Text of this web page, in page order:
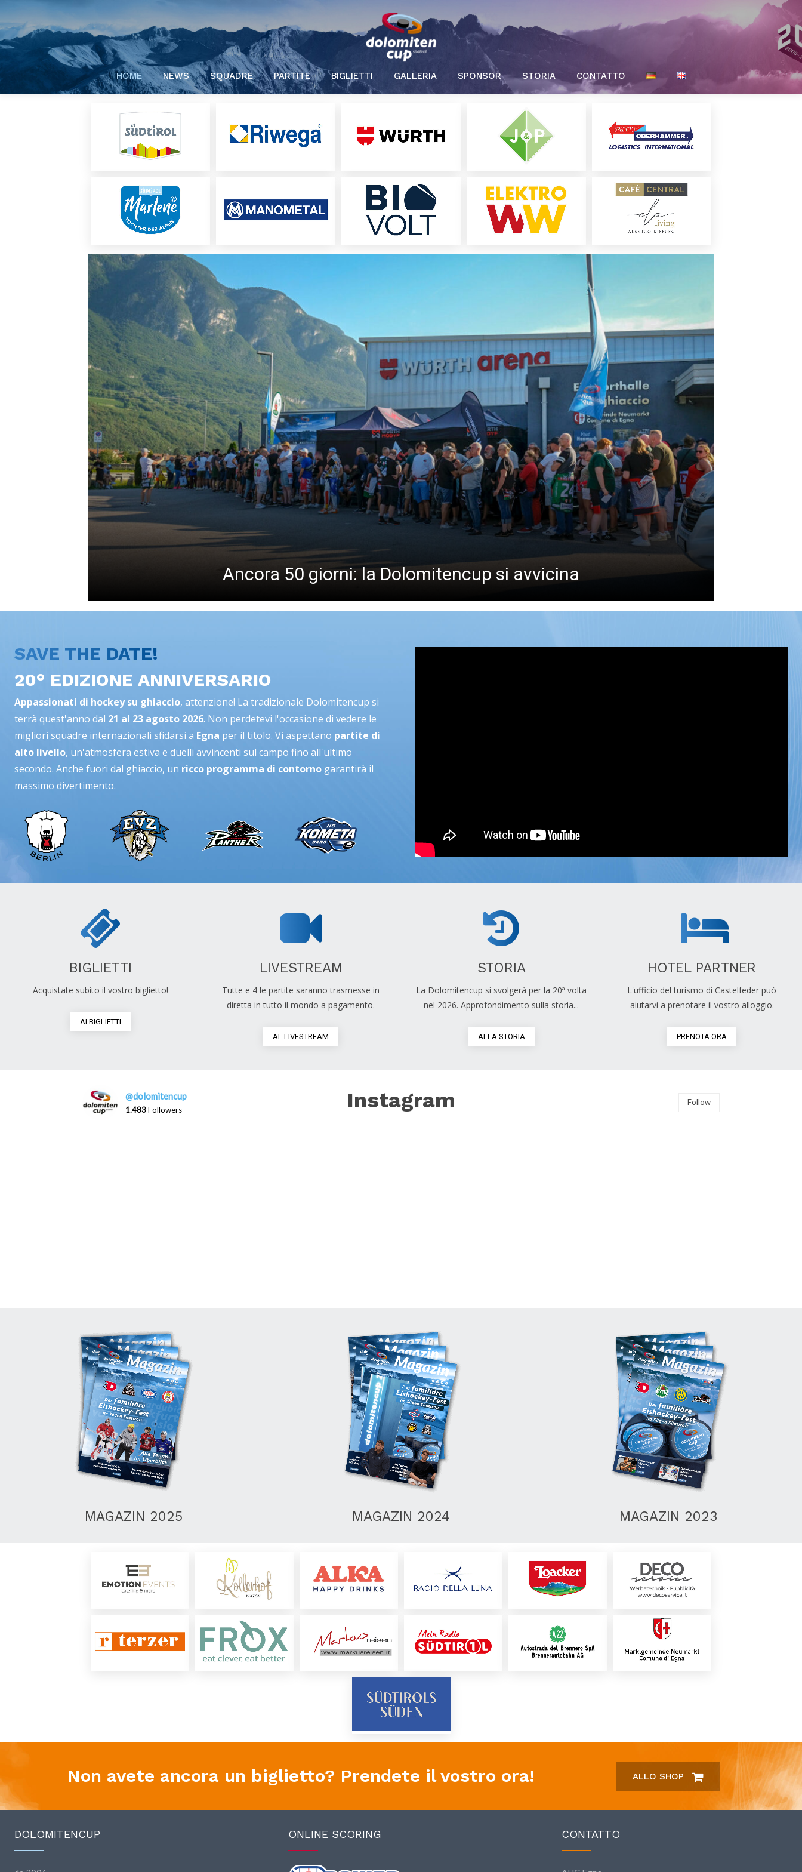
HOME NEWS SQUADRE PARTITE BIGLIETTI GALLERIA SPONSOR STORIA CONTATTO
Ancora 50 giorni: la Dolomitencup si avvicina
SAVE THE DATE!
20° EDIZIONE ANNIVERSARIO
Appassionati di hockey su ghiaccio, attenzione! La tradizionale Dolomitencup si
terrà quest'anno dal 21 al 23 agosto 2026. Non perdetevi l'occasione di vedere le
migliori squadre internazionali sfidarsi a Egna per il titolo. Vi aspettano partite di
alto livello, un'atmosfera estiva e duelli avvincenti sul campo fino all'ultimo
secondo. Anche fuori dal ghiaccio, un ricco programma di contorno garantirà il
massimo divertimento.
BIGLIETTI
Acquistate subito il vostro biglietto!
AI BIGLIETTI
LIVESTREAM
Tutte e 4 le partite saranno trasmesse in
diretta in tutto il mondo a pagamento.
AL LIVESTREAM
STORIA
La Dolomitencup si svolgerà per la 20ª volta
nel 2026. Approfondimento sulla storia...
ALLA STORIA
HOTEL PARTNER
L'ufficio del turismo di Castelfeder può
aiutarvi a prenotare il vostro alloggio.
PRENOTA ORA
Instagram
@dolomitencup
1.483Followers
Follow
MAGAZIN 2025 MAGAZIN 2024 MAGAZIN 2023
Non avete ancora un biglietto? Prendete il vostro ora! ALLO SHOP
DOLOMITENCUP ONLINE SCORING CONTATTO